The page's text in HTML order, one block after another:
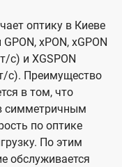
оптику в Киеве
xPON, xGPON
с) и XGSPON
с). Преимущество
в том, что
симметричным
по оптике
По этим
обслуживается